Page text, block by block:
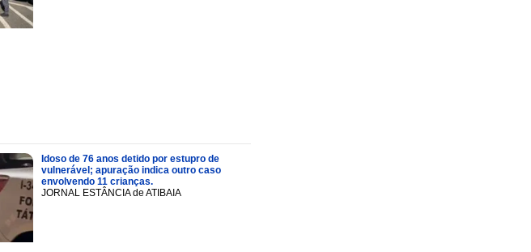
Idoso de 76 anos detido por estupro de
vulnerável; apuração indica outro caso
envolvendo 11 crianças.
JORNAL ESTÂNCIA de ATIBAIA